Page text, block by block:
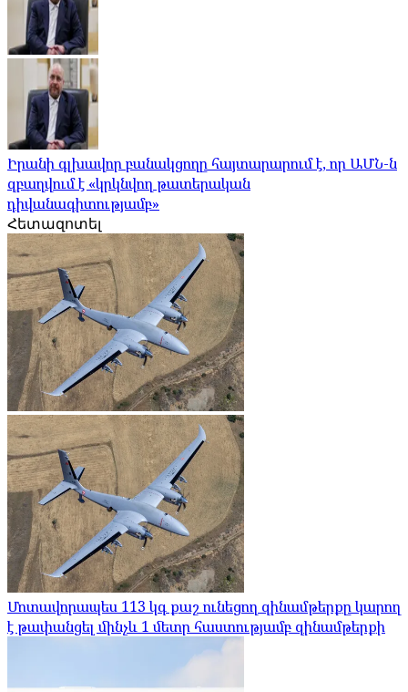
Իրանի գլխավոր բանակցողը հայտարարում է, որ ԱՄՆ-ն
զբաղվում է «կրկնվող թատերական
դիվանագիտությամբ»
Հետազոտել
Մոտավորապես 113 կգ քաշ ունեցող զինամթերքը կարող
է թափանցել մինչև 1 մետր հաստությամբ զինամթերքի